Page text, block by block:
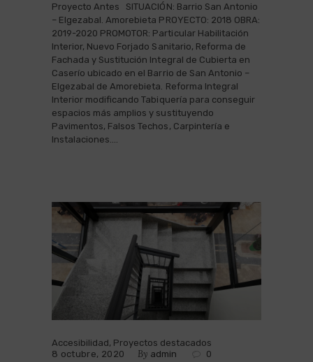
Proyecto Antes SITUACIÓN: Barrio San Antonio
– Elgezabal. Amorebieta PROYECTO: 2018 OBRA:
2019-2020 PROMOTOR: Particular Habilitación
Interior, Nuevo Forjado Sanitario, Reforma de
Fachada y Sustitución Integral de Cubierta en
Caserío ubicado en el Barrio de San Antonio –
Elgezabal de Amorebieta. Reforma Integral
Interior modificando Tabiquería para conseguir
espacios más amplios y sustituyendo
Pavimentos, Falsos Techos, Carpintería e
Instalaciones.…
Accesibilidad, Proyectos destacados
8 octubre, 2020
By admin 0